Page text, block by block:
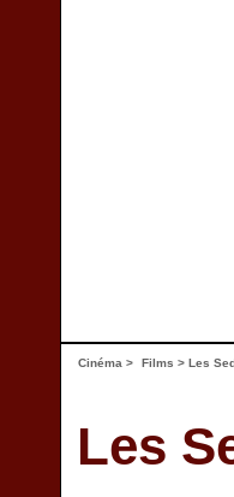
Cinéma > Films > Les
Les